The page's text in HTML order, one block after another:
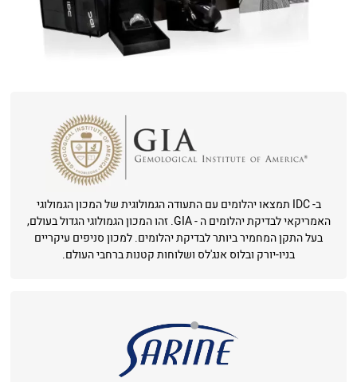
ב- IDC תמצאו יהלומים עם התעודה הגמולוגית של המכון הגמולוגי
האמריקאי לבדיקת יהלומים ה - GIA. זהו המכון הגמולוגי הגדול בעולם,
בעל התקן המחמיר ביותר לבדיקת יהלומים. למכון סניפים עיקריים
בניו-יורק ובלוס אנג'לס ושלוחות קטנות ברחבי העולם.